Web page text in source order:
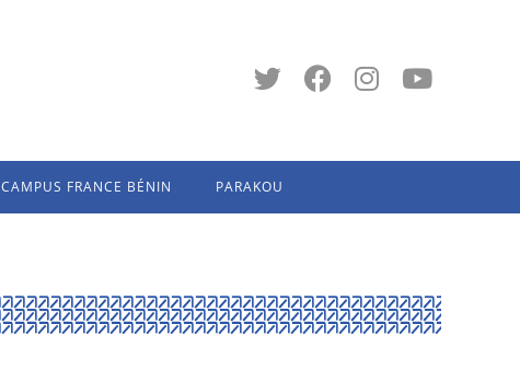
CAMPUS FRANCE BÉNIN PARAKOU